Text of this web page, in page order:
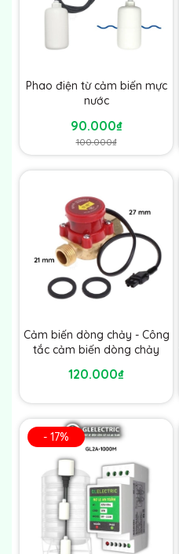
Phao điện từ cảm biến mực
nước
90.000₫
100.000₫
Cảm biến dòng chảy - Công
tắc cảm biến dòng chảy
120.000₫
- 17%